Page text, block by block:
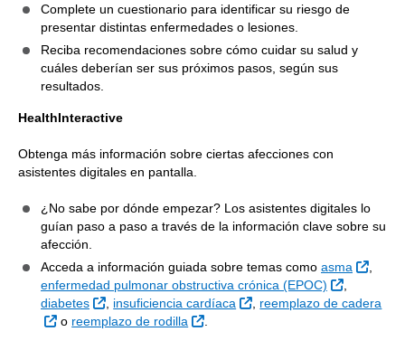
Complete un cuestionario para identificar su riesgo de
presentar distintas enfermedades o lesiones.
Reciba recomendaciones sobre cómo cuidar su salud y
cuáles deberían ser sus próximos pasos, según sus
resultados.
HealthInteractive
Obtenga más información sobre ciertas afecciones con
asistentes digitales en pantalla.
¿No sabe por dónde empezar? Los asistentes digitales lo
guían paso a paso a través de la información clave sobre su
afección.
Acceda a información guiada sobre temas como asma Sitio
enfermedad pulmonar obstructiva crónica (EPOC)
Sitio
diabetes
Sitio Externo
insuficiencia cardíaca Sitio Externo
reemplazo de cadera
Sitio Externo
o reemplazo de rodilla Sitio Externo